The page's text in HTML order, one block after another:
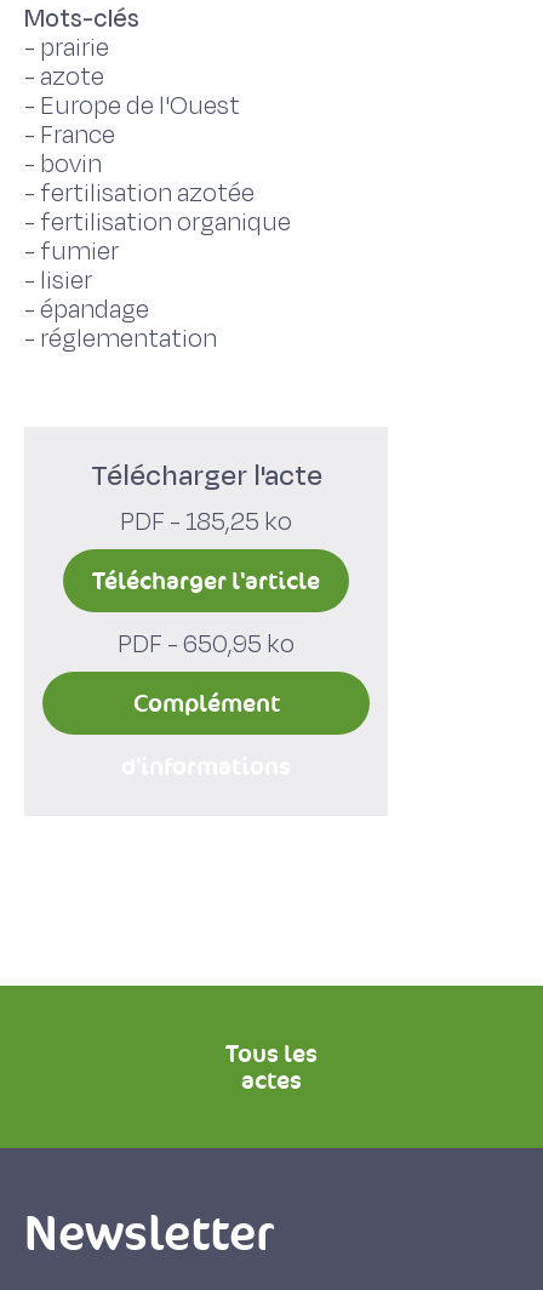
Mots-clés
- prairie
- azote
- Europe de l'Ouest
- France
- bovin
- fertilisation azotée
- fertilisation organique
- fumier
- lisier
-épandage
- réglementation
Télécharger l'acte
PDF - 185,25 ko
Télécharger l'article
PDF - 650,95 ko
Complément
Tous les
actes
Newsletter